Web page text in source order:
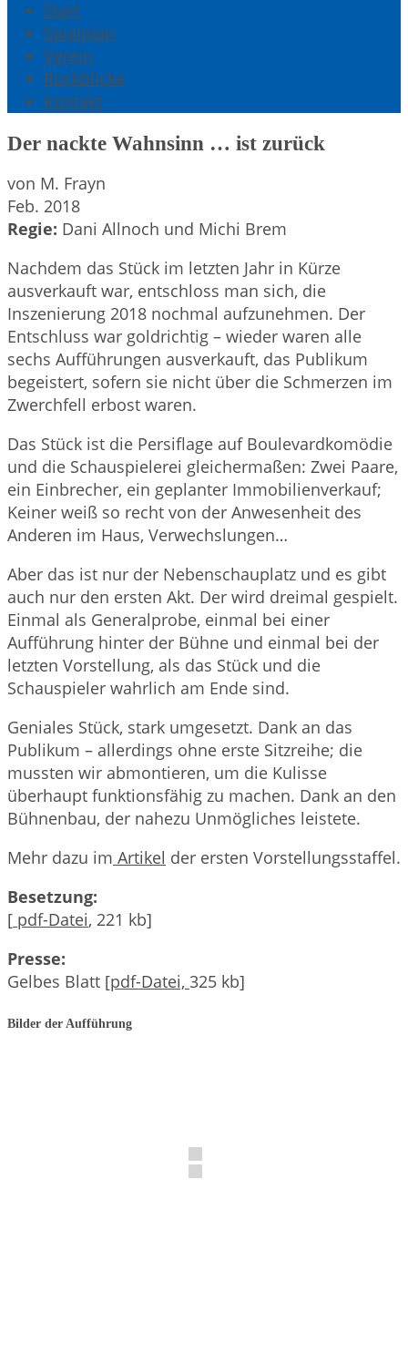
Start
Spielplan
Verein
Rückblicke
Kontakt
Der nackte Wahnsinn … ist zurück
von M. Frayn
Feb. 2018
Regie: Dani Allnoch und Michi Brem
Nachdem das Stück im letzten Jahr in Kürze
ausverkauft war, entschloss man sich, die
Inszenierung 2018 nochmal aufzunehmen. Der
Entschluss war goldrichtig – wieder waren alle
sechs Aufführungen ausverkauft, das Publikum
begeistert, sofern sie nicht über die Schmerzen im
Zwerchfell erbost waren.
Das Stück ist die Persiflage auf Boulevardkomödie
und die Schauspielerei gleichermaßen: Zwei Paare,
ein Einbrecher, ein geplanter Immobilienverkauf;
Keiner weiß so recht von der Anwesenheit des
Anderen im Haus, Verwechslungen…
Aber das ist nur der Nebenschauplatz und es gibt
auch nur den ersten Akt. Der wird dreimal gespielt.
Einmal als Generalprobe, einmal bei einer
Aufführung hinter der Bühne und einmal bei der
letzten Vorstellung, als das Stück und die
Schauspieler wahrlich am Ende sind.
Geniales Stück, stark umgesetzt. Dank an das
Publikum – allerdings ohne erste Sitzreihe; die
mussten wir abmontieren, um die Kulisse
überhaupt funktionsfähig zu machen. Dank an den
Bühnenbau, der nahezu Unmögliches leistete.
Mehr dazu im Artikel der ersten Vorstellungsstaffel.
Besetzung:
[ pdf-Datei, 221 kb]
Presse:
Gelbes Blatt [pdf-Datei, 325 kb]
Bilder der Aufführung